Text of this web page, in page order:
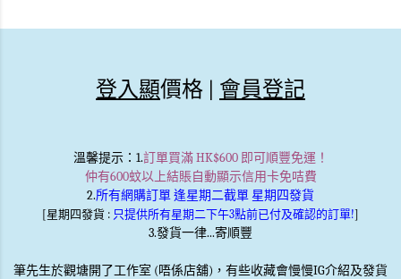
登入顯價格 | 會員登記
溫馨提示：1.訂單買滿 HK$600 即可順豐免運！
仲有600蚊以上結賬自動顯示信用卡免咭費
2.所有網購訂單 逢星期二截單 星期四發貨
[星期四發貨 : 只提供所有星期二下午3點前已付及確認的訂單!]
3.發貨一律...寄順豐
筆先生於觀塘開了工作室 (唔係店舖)，有些收藏會慢慢IG介紹及發貨